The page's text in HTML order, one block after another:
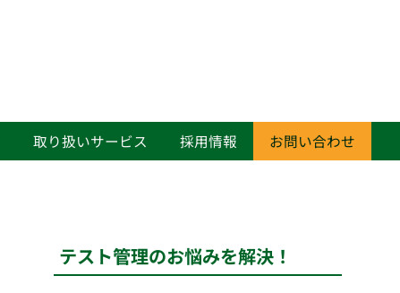
取り扱いサービス 採用情報 お問い合わせ
テスト管理のお悩みを解決！